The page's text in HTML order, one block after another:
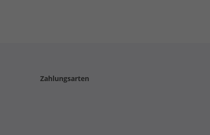
Zahlungsarten